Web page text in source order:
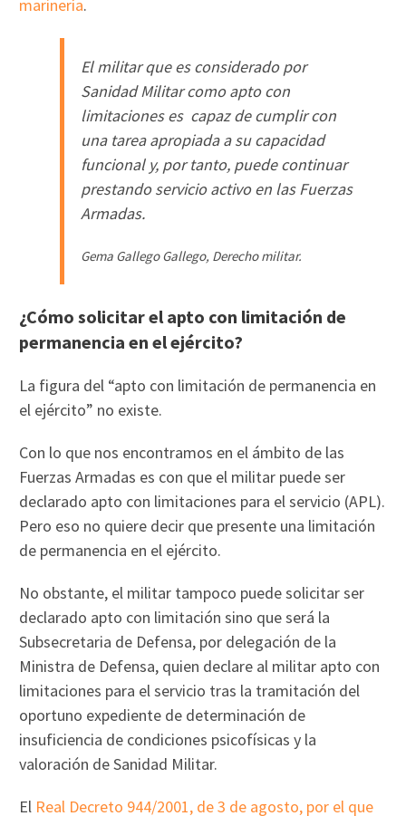
marinería.
El militar que es considerado por
Sanidad Militar como apto con
limitaciones es capaz de cumplir con
una tarea apropiada a su capacidad
funcional y, por tanto, puede continuar
prestando servicio activo en las Fuerzas
Armadas.
Gema Gallego Gallego, Derecho militar.
¿Cómo solicitar el apto con limitación de
permanencia en el ejército?
La figura del “apto con limitación de permanencia en
el ejército” no existe.
Con lo que nos encontramos en el ámbito de las
Fuerzas Armadas es con que el militar puede ser
declarado apto con limitaciones para el servicio (APL).
Pero eso no quiere decir que presente una limitación
de permanencia en el ejército.
No obstante, el militar tampoco puede solicitar ser
declarado apto con limitación sino que será la
Subsecretaria de Defensa, por delegación de la
Ministra de Defensa, quien declare al militar apto con
limitaciones para el servicio tras la tramitación del
oportuno expediente de determinación de
insuficiencia de condiciones psicofísicas y la
valoración de Sanidad Militar.
El Real Decreto 944/2001, de 3 de agosto, por el que